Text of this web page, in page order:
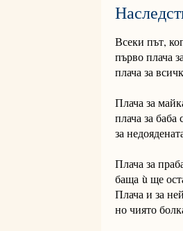
Всеки път,
първо плача
плача за
Плача за
плача за
за
Плача за
баща ù ще
Плача и за
но чиято